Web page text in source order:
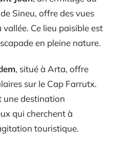
Sineu, offre des vues
Ce lieu paisible est
en pleine nature.
, situé à Arta, offre
sur le Cap Farrutx.
une destination
qui cherchent à
touristique.